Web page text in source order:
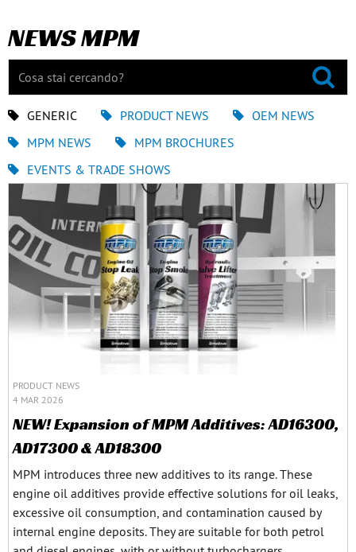
NEWS MPM
GENERIC PRODUCT NEWS
OEM NEWS
MPM NEWS
MPM BROCHURES
EVENTS & TRADE SHOWS
PRODUCT NEWS
4 MAR 2026
NEW! Expansion of MPM Additives: AD16300,
AD17300 & AD18300
MPM introduces three new additives to its range. These
engine oil additives provide effective solutions for oil leaks,
excessive oil consumption, and contamination caused by
internal engine deposits. They are suitable for both petrol